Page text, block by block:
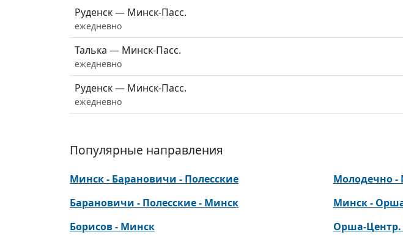
Руденск — Минск-Пасс.
ежедневно
Талька — Минск-Пасс.
ежедневно
Руденск — Минск-Пасс.
ежедневно
Популярные направления
Минск - Барановичи - Полесские
Барановичи - Полесские - Минск
Борисов - Минск
Молодечно -
Минск -
Орша-